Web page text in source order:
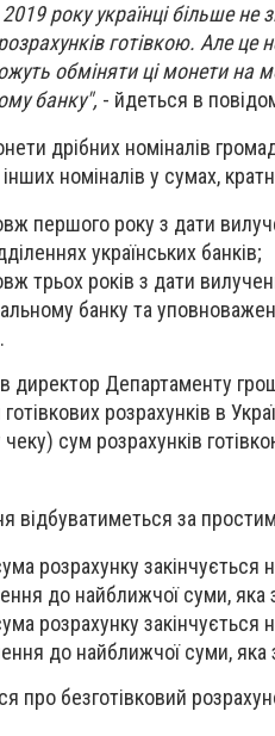
року українці більше
готівкою. Але
обміняти ці монети на
банку", - йдеться в
дрібних номіналів
номіналів у сумах,
першого року з дати
українських банків;
трьох років з дати
банку та
директор Департаменту
розрахунків в
чеку) сум розрахунків
відбуватиметься за
розрахунку закінчується
до найближчої суми, яка
розрахунку закінчується
до найближчої суми, яка
про безготівковий